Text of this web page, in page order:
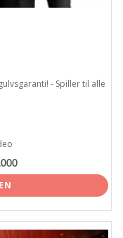
- Spiller til alle